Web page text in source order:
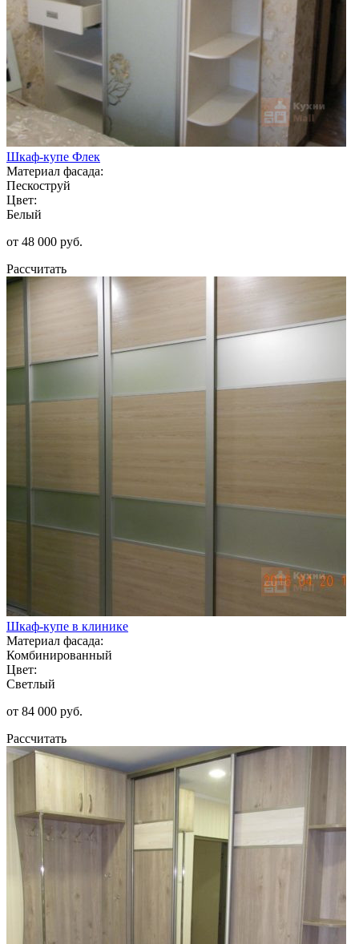
Шкаф-купе Флек
Материал фасада:
Пескоструй
Цвет:
Белый
от 48 000 руб.
Рассчитать
Шкаф-купе в клинике
Материал фасада:
Комбинированный
Цвет:
Светлый
от 84 000 руб.
Рассчитать